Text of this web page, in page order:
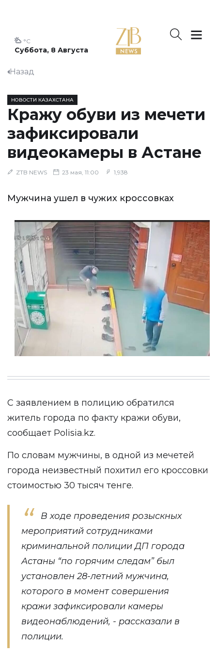
Суббота, 8 Августа
°C
Назад
НОВОСТИ КАЗАХСТАНА
Кражу обуви из мечети
зафиксировали
видеокамеры в Астане
ZTB NEWS 23 мая, 11:00 1,938
Мужчина ушел в чужих кроссовках
С заявлением в полицию обратился
житель города по факту кражи обуви,
сообщает Polisia.kz.
По словам мужчины, в одной из мечетей
города неизвестный похитил его кроссовки
стоимостью 30 тысяч тенге.
В ходе проведения розыскных
мероприятий сотрудниками
криминальной полиции ДП города
Астаны “по горячим следам” был
установлен 28-летний мужчина,
которого в момент совершения
кражи зафиксировали камеры
видеонаблюдений, - рассказали в
полиции.